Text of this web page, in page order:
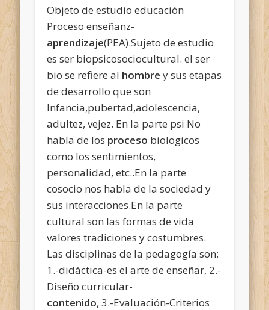
Objeto de estudio educación
Proceso enseñanz-
aprendizaje(PEA).Sujeto de estudio
es ser biopsicosociocultural. el ser
bio se refiere al hombre y sus etapas
de desarrollo que son
Infancia,pubertad,adolescencia,
adultez, vejez. En la parte psi No
habla de los proceso biologicos
como los sentimientos,
personalidad, etc..En la parte
cosocio nos habla de la sociedad y
sus interacciones.En la parte
cultural son las formas de vida
valores tradiciones y costumbres.
Las disciplinas de la pedagogía son:
1.-didáctica-es el arte de enseñar, 2.-
Diseño curricular-
contenido, 3.-Evaluación-Criterios